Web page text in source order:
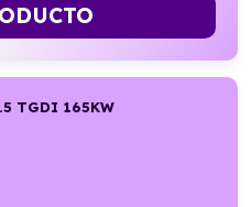
TGDI 165KW